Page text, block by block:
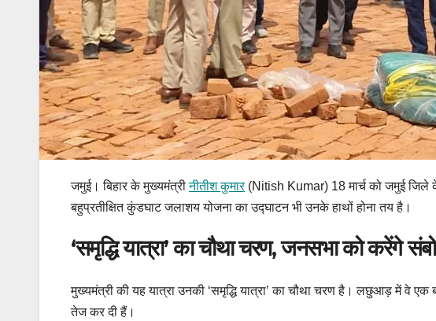
जमुई। बिहार के मुख्यमंत्रीनीतीश कुमार(Nitish Kumar) 18 मार्च को जमुई जिले
बहुप्रतीक्षित कुंडघाट जलाशय योजना का उद्घाटन भी उनके हाथों होना तय है।
‘समृद्धि यात्रा’ का चौथा चरण, जनसभा को करेंगे
मुख्यमंत्री की यह यात्रा उनकी ‘समृद्धि यात्रा’ का चौथा चरण है। लछुआड़ में वे
तेज कर दी हैं।